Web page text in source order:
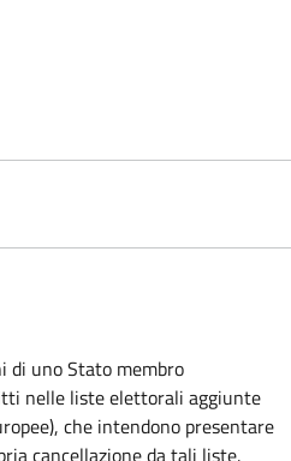
di uno Stato membro
nelle liste elettorali aggiunte
che intendono presentare
cancellazione da tali liste.